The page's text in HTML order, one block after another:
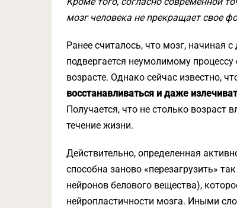
мозг человека не прекращает свое
Ранее считалось, что мозг, начиная
подвергается неумолимому
возрасте. Однако сейчас известно,
восстанавливаться и даже
Получается, что не столько
течение жизни.
Действительно, определенная
способна заново «перезагрузить»
нейронов белового вещества),
нейропластичности мозга. Иными